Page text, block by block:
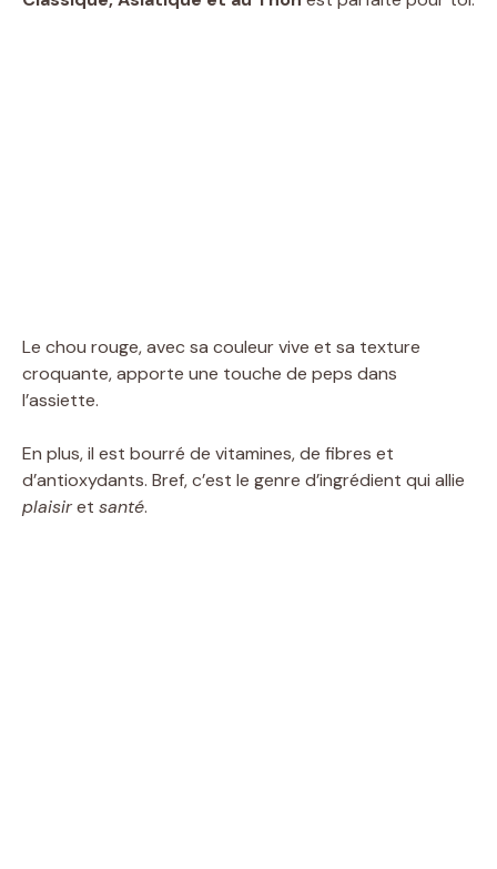
Le chou rouge, avec sa couleur vive et sa texture
croquante, apporte une touche de peps dans
l’assiette.
En plus, il est bourré de vitamines, de fibres et
d’antioxydants. Bref, c’est le genre d’ingrédient qui allie
plaisiret santé.